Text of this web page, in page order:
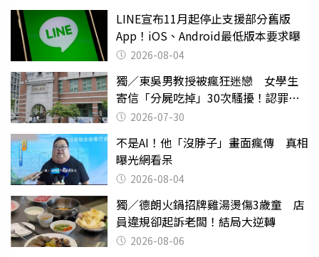
LINE宣布11月起停止支援部分舊版
App！iOS、Android最低版本要求曝
2026-08-04
獨／東吳男教授被瘋狂迷戀 女學生
寄信「分屍吃掉」30次騷擾！認罪免
關 2026-07-30
不是AI！他「沒脖子」畫面瘋傳 真相
曝光網看呆
2026-08-04
獨／德朗火鍋招牌雞湯燙傷3歲童 店
員違規卻起訴老闆！結局大逆轉
2026-08-06